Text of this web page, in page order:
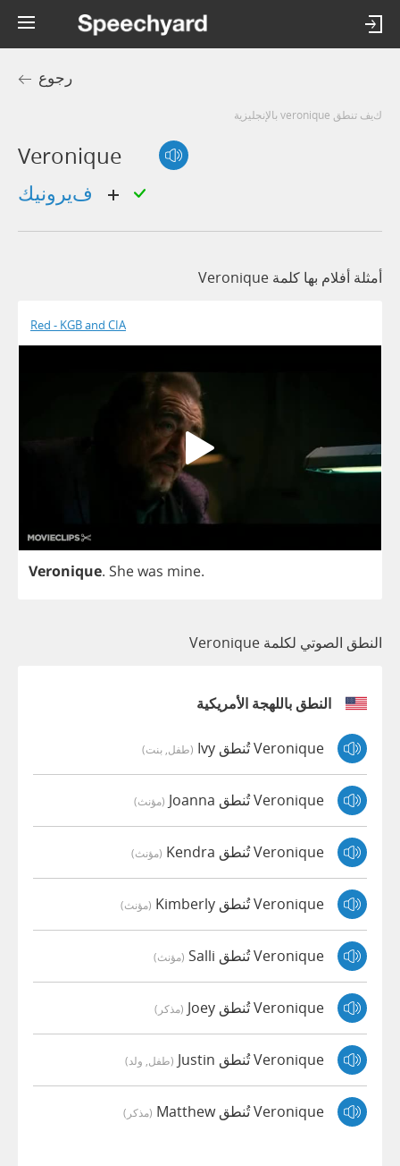
رجوع
كيف تنطق veronique بالإنجليزية
Veronique
أمثلة أفلام بها كلمة Veronique
Red - KGB and CIA
Veronique. Shewas mine.
النطق الصوتي لكلمة Veronique
النطق باللهجة الأمريكية
Veronique تُنطق Ivy (طفل, بنت)
Veronique تُنطق Joanna (مؤنث)
Veronique تُنطق Kendra (مؤنث)
Veronique تُنطق Kimberly (مؤنث)
Veronique تُنطق Salli (مؤنث)
Veronique تُنطق Joey (مذكر)
Veronique تُنطق Justin (طفل, ولد)
Veronique تُنطق Matthew (مذكر)